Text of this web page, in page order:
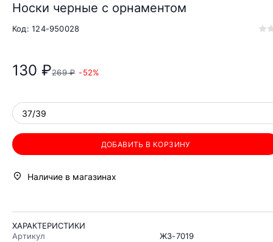
Носки черные с орнаментом
Код: 124-950028
130 ₽269 ₽ -52%
37/39
ДОБАВИТЬ В КОРЗИНУ
Наличие в магазинах
ХАРАКТЕРИСТИКИ
Артикул
ЖЗ-7019